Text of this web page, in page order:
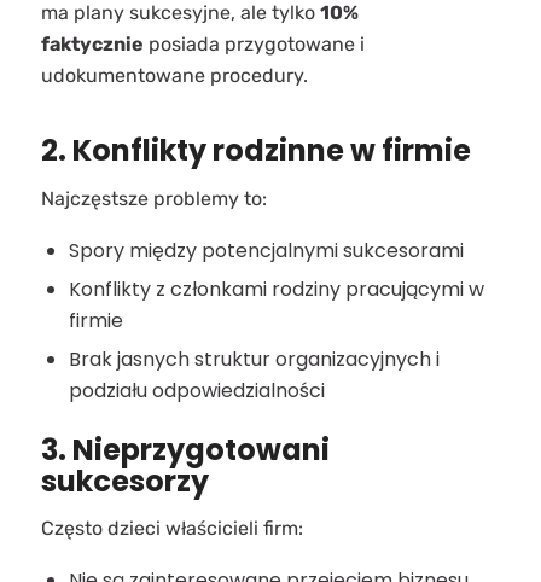
ma plany sukcesyjne, ale tylko 10%
faktycznie posiada przygotowane i
udokumentowane procedury.
2. Konflikty rodzinne w firmie
Najczęstsze problemy to:
Spory między potencjalnymi sukcesorami
Konflikty z członkami rodziny pracującymi w
firmie
Brak jasnych struktur organizacyjnych i
podziału odpowiedzialności
3. Nieprzygotowani
sukcesorzy
Często dzieci właścicieli firm: